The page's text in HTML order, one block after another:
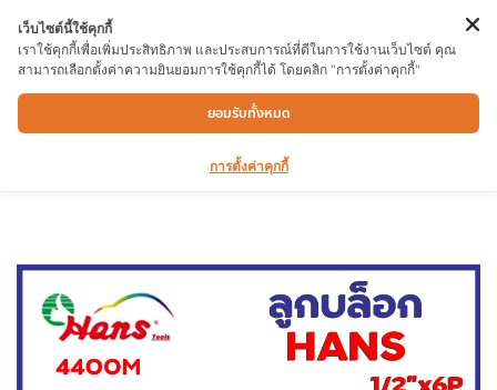
ลูกบล็อก HANS 4400M 17×1/2″x6P แบรนด์
ลูกบล็อกจากไต้หวัน คุณภาพดี ใช้ดีใช้ทนแน่นอน
เว็บไซต์นี้ใช้คุกกี้
เราใช้คุกกี้เพื่อเพิ่มประสิทธิภาพ และประสบการณ์ที่ดีในการใช้งานเว็บไซต์ คุณ
สามารถเลือกตั้งค่าความยินยอมการใช้คุกกี้ได้ โดยคลิก "การตั้งค่าคุกกี้"
ยอมรับทั้งหมด
การตั้งค่าคุกกี้